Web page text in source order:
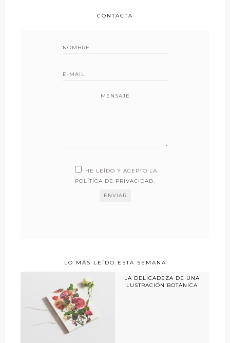
CONTACTA
MENSAJE
HE LEÍDO Y ACEPTO LA
POLÍTICA DE PRIVACIDAD.
LO MÁS LEÍDO ESTA SEMANA
LA DELICADEZA DE UNA
ILUSTRACIÓN BOTÁNICA